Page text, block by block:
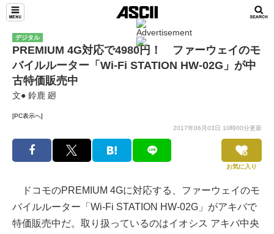
デジタル
PREMIUM 4G対応で4980円！ ファーウェイのモ
バイルルーター「Wi-Fi STATION HW-02G」が中
古特価販売中
文● 鈴鹿 廻
[PC表示へ]
2017年06月03日 10時00分更新
お気に入り
ドコモのPREMIUM 4Gに対応する、ファーウェイのモ
バイルルーター「Wi-Fi STATION HW-02G」がアキバで
特価販売中だ。取り扱っているのはイオシス アキバ中央